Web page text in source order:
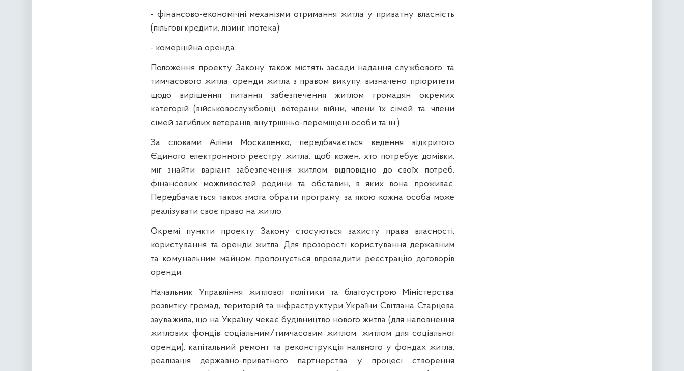
- фінансово-економічні механізми отримання житла у приватну власність
(пільгові кредити, лізинг, іпотека);
- комерційна оренда.
Положення проекту Закону також містять засади надання службового та
тимчасового житла, оренди житла з правом викупу, визначено пріоритети
щодо вирішення питання забезпечення житлом громадян окремих
категорій (військовослужбовці, ветерани війни, члени їх сімей та члени
сімей загиблих ветеранів, внутрішньо-переміщені особи та ін.).
За словами Аліни Москаленко, передбачається ведення відкритого
Єдиного електронного реєстру житла, щоб кожен, хто потребує домівки,
міг знайти варіант забезпечення житлом, відповідно до своїх потреб,
фінансових можливостей родини та обставин, в яких вона проживає.
Передбачається також змога обрати програму, за якою кожна особа може
реалізувати своє право на житло.
Окремі пункти проекту Закону стосуються захисту права власності,
користування та оренди житла. Для прозорості користування державним
та комунальним майном пропонується впровадити реєстрацію договорів
оренди.
Начальник Управління житлової політики та благоустрою Міністерства
розвитку громад, територій та інфраструктури України Світлана Старцева
зауважила, що на Україну чекає будівництво нового житла (для наповнення
житлових фондів соціальним/тимчасовим житлом, житлом для соціальної
оренди), капітальний ремонт та реконструкція наявного у фондах житла,
реалізація державно-приватного партнерства у процесі створення